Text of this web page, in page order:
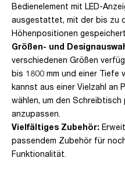
Bedienelement mit LED-
ausgestattet, mit der bis zu
Höhenpositionen
Größen- und
verschiedenen Größen
bis 1800 mm und einer Tiefe
kannst aus einer Vielzahl an
wählen, um den
anzupassen.
Vielfältiges Zubehör:
passendem Zubehör für
Funktionalität.